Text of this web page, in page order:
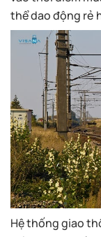
thể dao động rẻ
Hệ thống giao